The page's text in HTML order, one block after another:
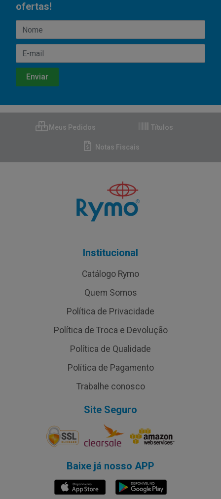
ofertas!
Meus Pedidos Títulos
Notas Fiscais
Institucional
Catálogo Rymo
Quem Somos
Política de Privacidade
Política de Troca e Devolução
Política de Qualidade
Política de Pagamento
Trabalhe conosco
Site Seguro
Baixe já nosso APP